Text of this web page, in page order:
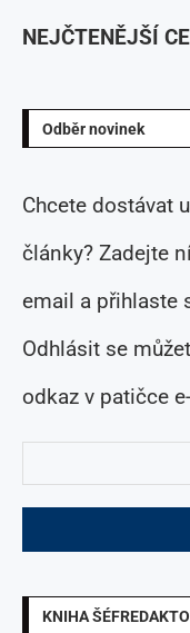
Odběr novinek
Chcete dostávat
články? Zadejte
email a přihlaste
Odhlásit se
odkaz v patičce
KNIHA
NEJČTENĚJŠÍ